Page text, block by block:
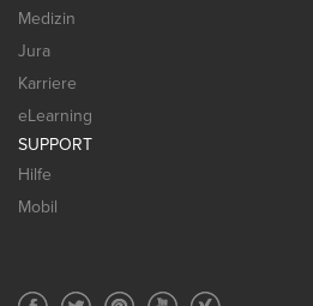
Medizin
Jura
Karriere
eLearning
SUPPORT
Hilfe
Mobil